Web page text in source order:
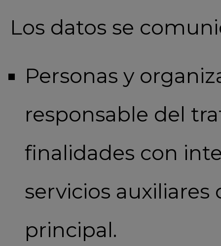
Los datos se
Personas y
responsable del
finalidades con
servicios
principal.